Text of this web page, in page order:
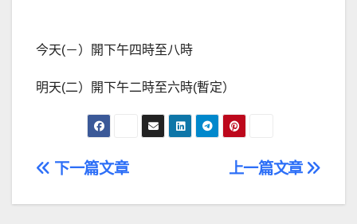
今天(－）開下午四時至八時
明天(二）開下午二時至六時(暫定）
文
章
上一篇文章
下一篇文章